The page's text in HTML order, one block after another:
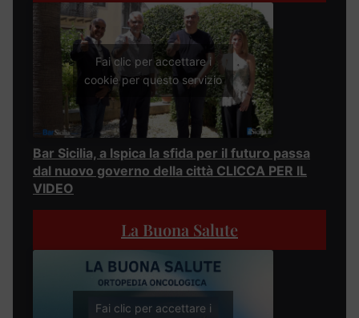
Fai clic per accettare i
cookie per questo servizio
Bar Sicilia, a Ispica la sfida per il futuro passa
dal nuovo governo della città CLICCA PER IL
VIDEO
La Buona Salute
Fai clic per accettare i